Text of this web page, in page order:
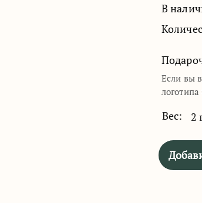
В
Если вы
логотипа
Вес: 2